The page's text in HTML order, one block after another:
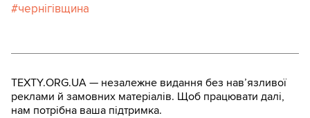
чернігівщина
TEXTY.ORG.UA — незалежне видання без навʼязливої
реклами й замовних матеріалів. Щоб працювати далі,
нам потрібна ваша підтримка.